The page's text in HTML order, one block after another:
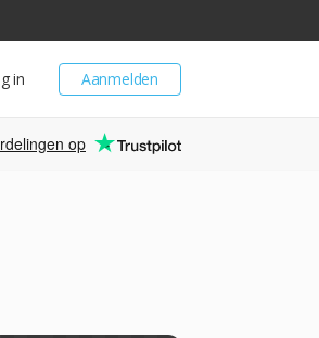
Aanmelden
in
op